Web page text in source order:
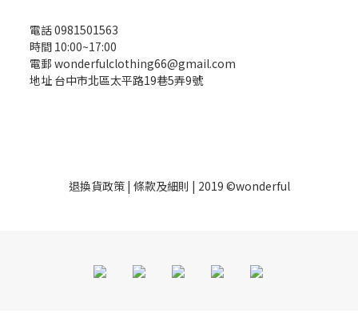
電話 0981501563
時間 10:00~17:00
電郵 wonderfulclothing66@gmail.com
地址 台中市北區太平路19巷5弄9號
退換貨政策| 條款及細則 | 2019 ©wonderful